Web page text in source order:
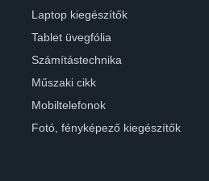
Laptop kiegészítők
Tablet üvegfólia
Számítástechnika
Műszaki cikk
Mobiltelefonok
Fotó, fényképező kiegészítők